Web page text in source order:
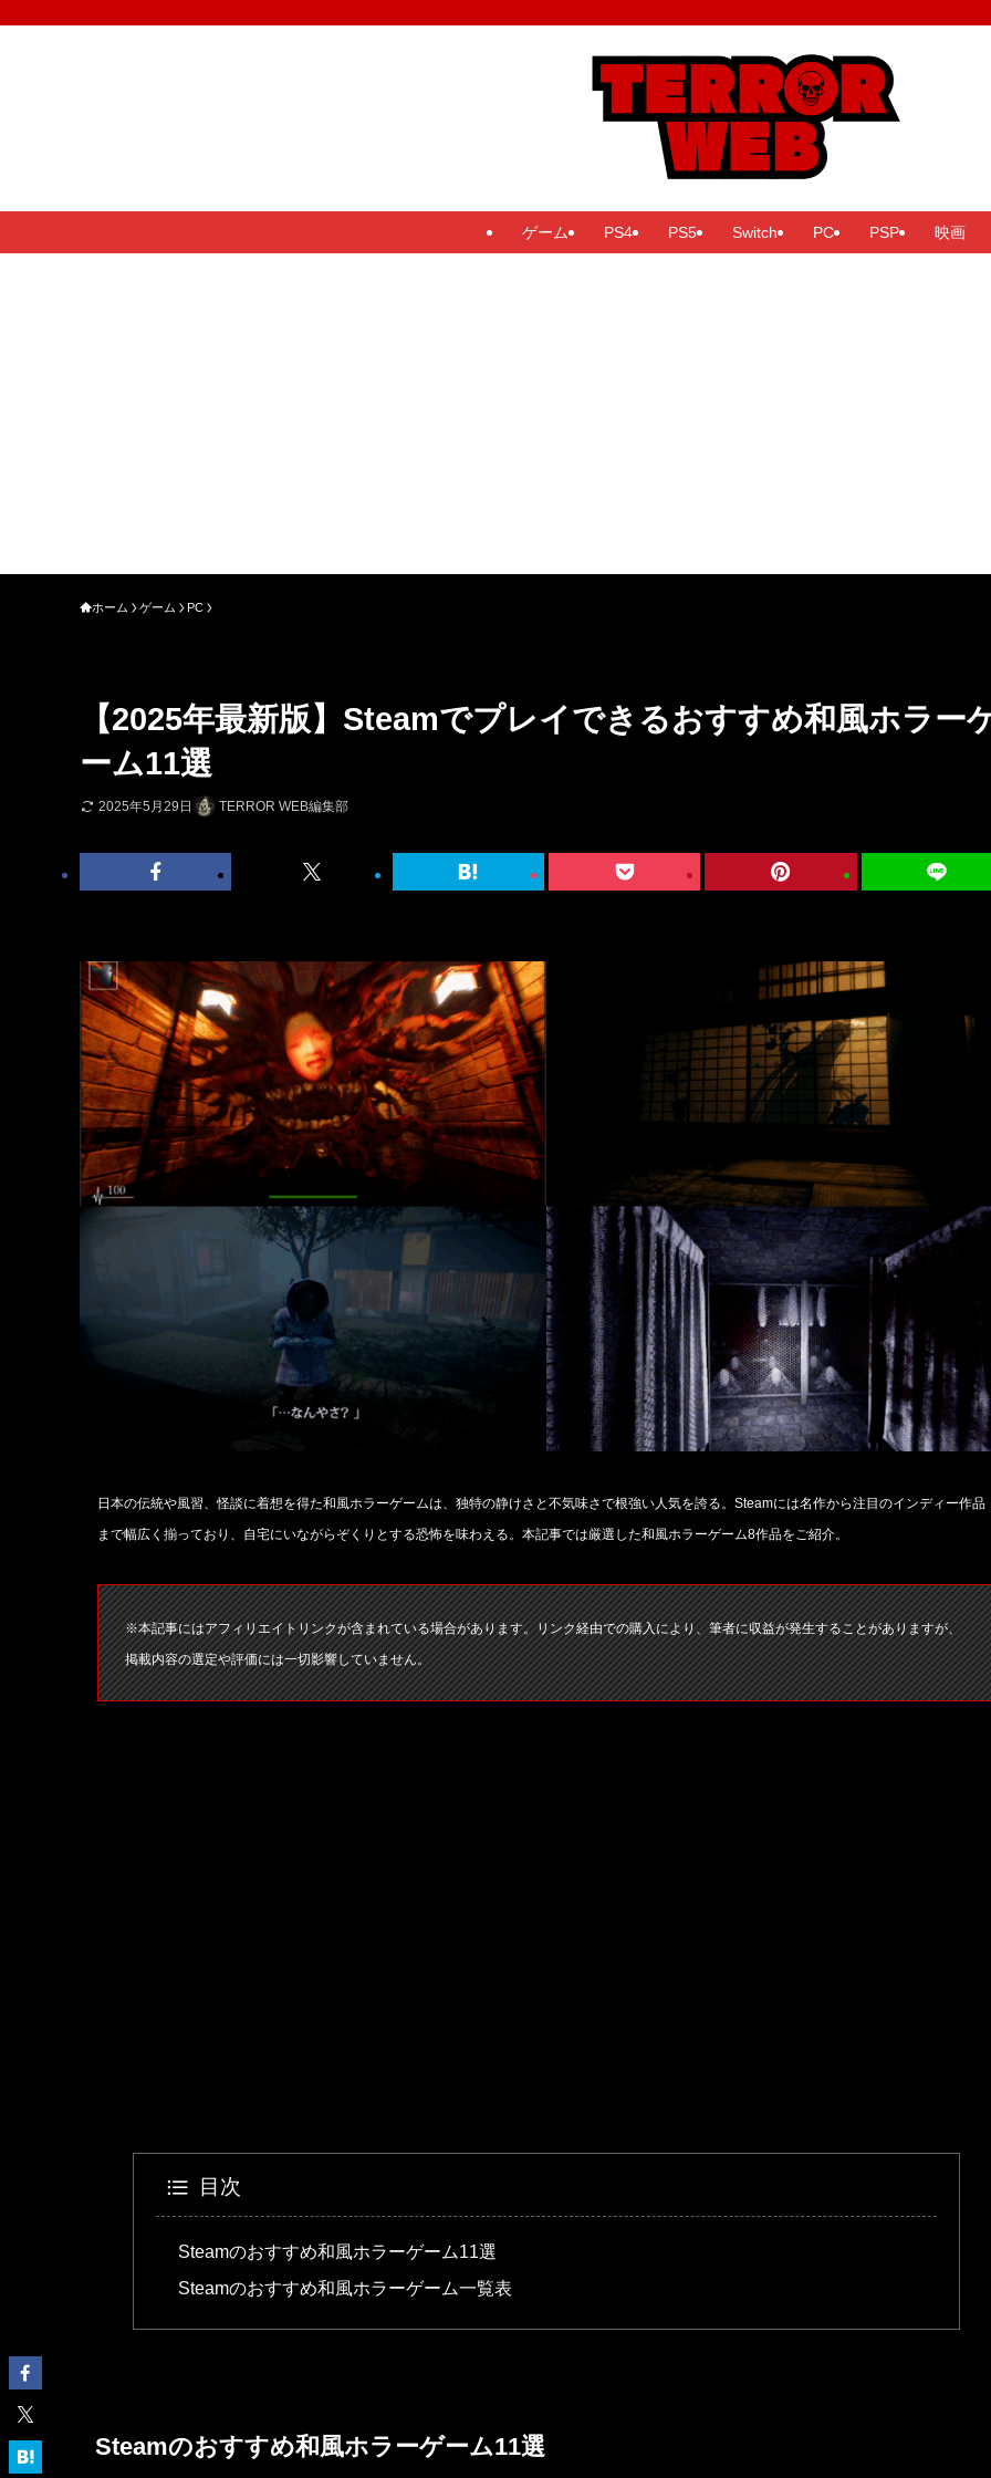
ゲーム PS4 PS5 Switch PC PSP 映画
ホーム ゲーム PC
【2025年最新版】Steamでプレイできるおすすめ和風ホラー
ーム11選
2025年5月29日 TERROR WEB編集部
日本の伝統や風習、怪談に着想を得た和風ホラーゲームは、独特の静けさと不気味さで根強い人気を誇る。Steamには名作から注目のインディー作品
まで幅広く揃っており、自宅にいながらぞくりとする恐怖を味わえる。本記事では厳選した和風ホラーゲーム8作品をご紹介。
※本記事にはアフィリエイトリンクが含まれている場合があります。リンク経由での購入により、筆者に収益が発生することがありますが、
掲載内容の選定や評価には一切影響していません。
目次
Steamのおすすめ和風ホラーゲーム11選
Steamのおすすめ和風ホラーゲーム一覧表
Steamのおすすめ和風ホラーゲーム11選